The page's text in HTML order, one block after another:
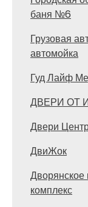
баня №6
Грузовая
автомойка
Гуд Лайф
ДВЕРИ ОТ И
Двери
ДвиЖок
Дворянское
комплекс